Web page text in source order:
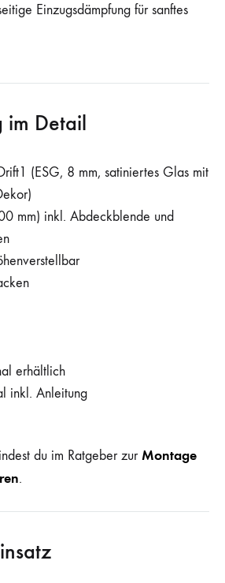
Einzugsdämpfung für sanftes
im Detail
(ESG, 8 mm, satiniertes Glas mit
mm) inkl. Abdeckblende und
erhältlich
inkl. Anleitung
du im Ratgeber zurMontage
.